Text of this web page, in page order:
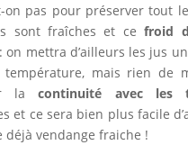
on pas pour préserver tout
sont fraîches et cefroid
on mettra d’ailleurs les jus
température, mais rien de
lacontinuité avec les
et ce sera bien plus facile
déjà vendange fraiche !